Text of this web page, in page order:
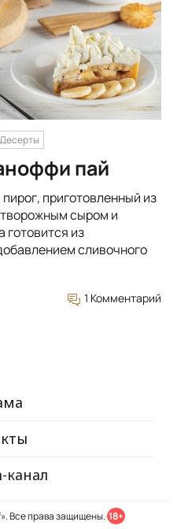
Десерты
пай
приготовленный из
сыром и
готовится из
сливочного
1 Комментарий
канал
Все права защищены. 18+